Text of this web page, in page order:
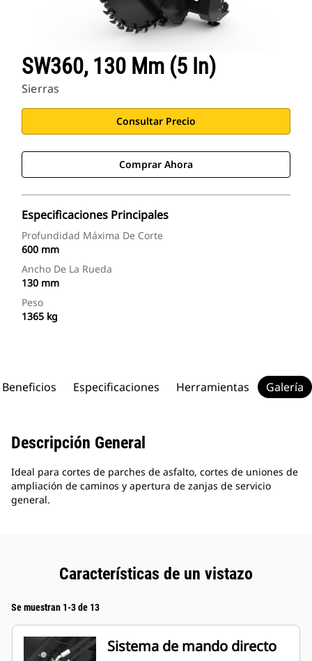
SW360, 130 Mm (5 In)
Sierras
Consultar Precio
Comprar Ahora
Especificaciones Principales
Profundidad Máxima De Corte
600 mm
Ancho De La Rueda
130 mm
Peso
1365 kg
Beneficios Especificaciones Herramientas Galería
Descripción General
Ideal para cortes de parches de asfalto, cortes de uniones de
ampliación de caminos y apertura de zanjas de servicio
general.
Características de un vistazo
Se muestran 1-3 de 13
Sistema de mando directo